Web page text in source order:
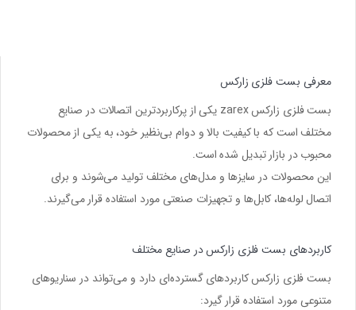
معرفی بست فلزی زارکس
بست فلزی زارکس zarex یکی از پرکاربردترین اتصالات در صنایع
مختلف است که با کیفیت بالا و دوام بی‌نظیر خود، به یکی از محصولات
محبوب در بازار تبدیل شده است.
این محصولات در سایزها و مدل‌های مختلف تولید می‌شوند و برای
اتصال لوله‌ها، کابل‌ها و تجهیزات صنعتی مورد استفاده قرار می‌گیرند.
کاربردهای بست فلزی زارکس در صنایع مختلف
بست فلزی زارکسکاربردهای گسترده‌ای دارد و می‌تواند در سناریوهای
متنوعی مورد استفاده قرار گیرد: